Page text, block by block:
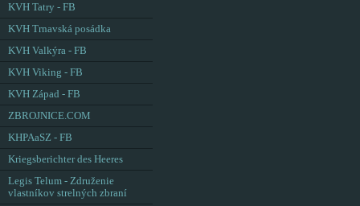
KVH Tatry - FB
KVH Trnavská posádka
KVH Valkýra - FB
KVH Viking - FB
KVH Západ - FB
ZBROJNICE.COM
KHPAaSZ - FB
Kriegsberichter des Heeres
Legis Telum - Združenie
vlastníkov strelných zbraní